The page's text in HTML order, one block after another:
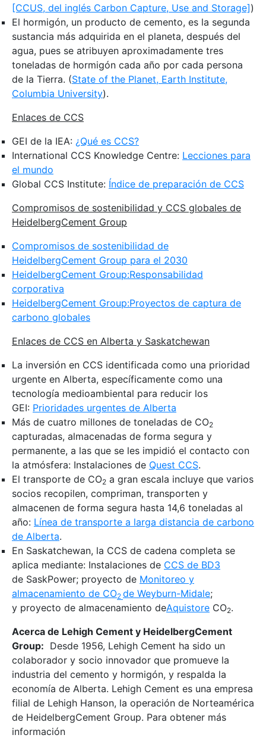
[CCUS, del inglés Carbon Capture, Use and Storage])
El hormigón, un producto de cemento, es la segunda
sustancia más adquirida en el planeta, después del
agua, pues se atribuyen aproximadamente tres
toneladas de hormigón cada año por cada persona
de la Tierra. (State of the Planet, Earth Institute,
Columbia University).
Enlaces de CCS
GEI de la IEA: ¿Qué es CCS?
International CCS Knowledge Centre: Lecciones para
el mundo
Global CCS Institute: Índice de preparación de CCS
Compromisos de sostenibilidad y CCS globales de
HeidelbergCement Group
Compromisos de sostenibilidad de
HeidelbergCement Group para el 2030
HeidelbergCement Group:Responsabilidad
corporativa
HeidelbergCement Group:Proyectos de captura de
carbono globales
Enlaces de CCS en Alberta y Saskatchewan
La inversión en CCS identificada como una prioridad
urgente en Alberta, específicamente como una
tecnología medioambiental para reducir los
GEI: Prioridades urgentes de Alberta
Más de cuatro millones de toneladas de CO2
capturadas, almacenadas de forma segura y
permanente, a las que se les impidió el contacto con
la atmósfera: Instalaciones de Quest CCS.
El transporte de CO2 a gran escala incluye que varios
socios recopilen, compriman, transporten y
almacenen de forma segura hasta 14,6 toneladas al
año: Línea de transporte a larga distancia de carbono
de Alberta.
En Saskatchewan, la CCS de cadena completa se
aplica mediante: Instalaciones de CCS de BD3
de SaskPower; proyecto de Monitoreo y
almacenamiento de CO2 de Weyburn-Midale;
y proyecto de almacenamiento deAquistore CO2.
Acerca de Lehigh Cement y HeidelbergCement
Group: Desde 1956, Lehigh Cement ha sido un
colaborador y socio innovador que promueve la
industria del cemento y hormigón, y respalda la
economía de Alberta. Lehigh Cement es una empresa
filial de Lehigh Hanson, la operación de Norteamérica
de HeidelbergCement Group. Para obtener más
información